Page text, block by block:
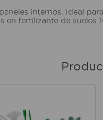
internos. Ideal
en fertilizante de